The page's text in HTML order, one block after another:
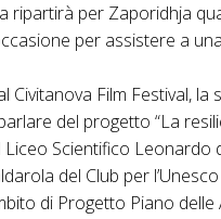
ripartirà per Zaporidhja
per assistere a
Film Festival,
del progetto “La
Scientifico Leonardo
del Club per
di Progetto Piano delle